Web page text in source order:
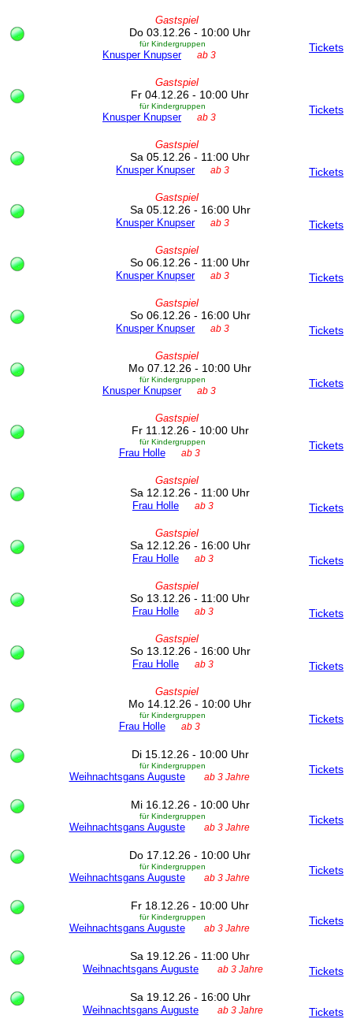
Gastspiel
Do 03.12.26 - 10:00 Uhr
Tickets
für Kindergruppen
Knusper Knupser ab 3
Gastspiel
Fr 04.12.26 - 10:00 Uhr
Tickets
für Kindergruppen
Knusper Knupser ab 3
Gastspiel
Sa 05.12.26 - 11:00 Uhr
Tickets
Knusper Knupser ab 3
Gastspiel
Sa 05.12.26 - 16:00 Uhr
Tickets
Knusper Knupser ab 3
Gastspiel
So 06.12.26 - 11:00 Uhr
Tickets
Knusper Knupser ab 3
Gastspiel
So 06.12.26 - 16:00 Uhr
Tickets
Knusper Knupser ab 3
Gastspiel
Mo 07.12.26 - 10:00 Uhr
Tickets
für Kindergruppen
Knusper Knupser ab 3
Gastspiel
Fr 11.12.26 - 10:00 Uhr
Tickets
für Kindergruppen
Frau Holle ab 3
Gastspiel
Sa 12.12.26 - 11:00 Uhr
Tickets
Frau Holle ab 3
Gastspiel
Sa 12.12.26 - 16:00 Uhr
Tickets
Frau Holle ab 3
Gastspiel
So 13.12.26 - 11:00 Uhr
Tickets
Frau Holle ab 3
Gastspiel
So 13.12.26 - 16:00 Uhr
Tickets
Frau Holle ab 3
Gastspiel
Mo 14.12.26 - 10:00 Uhr
Tickets
für Kindergruppen
Frau Holle ab 3
Di 15.12.26 - 10:00 Uhr
Tickets
für Kindergruppen
Weihnachtsgans Auguste ab 3 Jahre
Mi 16.12.26 - 10:00 Uhr
Tickets
für Kindergruppen
Weihnachtsgans Auguste ab 3 Jahre
Do 17.12.26 - 10:00 Uhr
Tickets
für Kindergruppen
Weihnachtsgans Auguste ab 3 Jahre
Fr 18.12.26 - 10:00 Uhr
Tickets
für Kindergruppen
Weihnachtsgans Auguste ab 3 Jahre
Sa 19.12.26 - 11:00 Uhr
Tickets
Weihnachtsgans Auguste ab 3 Jahre
Sa 19.12.26 - 16:00 Uhr
Tickets
Weihnachtsgans Auguste ab 3 Jahre